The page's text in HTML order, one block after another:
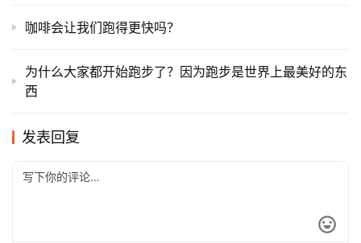
咖啡会让我们跑得更快吗？
为什么大家都开始跑步了？因为跑步是世界上最美好的东
西
发表回复